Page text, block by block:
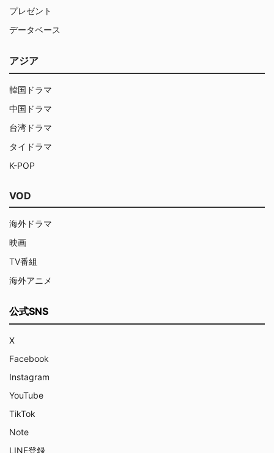
プレゼント
データベース
アジア
韓国ドラマ
中国ドラマ
台湾ドラマ
タイドラマ
K-POP
VOD
海外ドラマ
映画
TV番組
海外アニメ
公式SNS
X
Facebook
Instagram
YouTube
TikTok
Note
LINE登録